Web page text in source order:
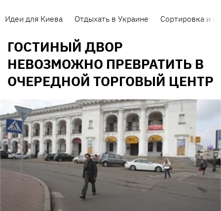
Идеи для Киева Отдыхать в Украине Сортировка и
ГОСТИНЫЙ ДВОР
НЕВОЗМОЖНО ПРЕВРАТИТЬ В
ОЧЕРЕДНОЙ ТОРГОВЫЙ ЦЕНТР